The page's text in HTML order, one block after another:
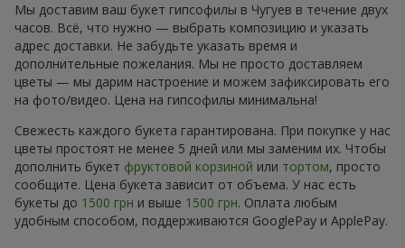
Мы доставим ваш букет гипсофилы в Чугуев в течение двух
часов. Всё, что нужно — выбрать композицию и указать
адрес доставки. Не забудьте указать время и
дополнительные пожелания. Мы не просто доставляем
цветы — мы дарим настроение и можем зафиксировать его
на фото/видео. Цена на гипсофилы минимальна!
Свежесть каждого букета гарантирована. При покупке у нас
цветы простоят не менее 5 дней или мы заменим их. Чтобы
дополнить букет фруктовой корзиной или тортом, просто
сообщите. Цена букета зависит от объема. У нас есть
букеты до 1500 грн и выше 1500 грн. Оплата любым
удобным способом, поддерживаются GooglePay и ApplePay.